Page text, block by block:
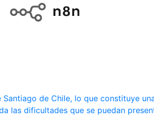
Santiago de Chile, lo que constituye
las dificultades que se puedan